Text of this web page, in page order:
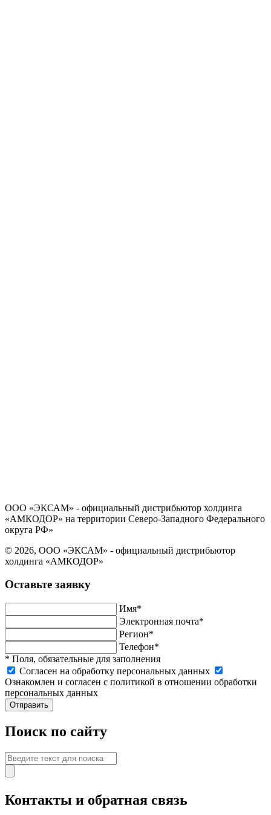
ООО «ЭКСАМ» - официальный дистрибьютор холдинга
«АМКОДОР» на территории Северо-Западного Федерального
округа РФ»
© 2026, ООО «ЭКСАМ» - официальный дистрибьютор
холдинга «АМКОДОР»
Оставьте заявку
Имя*
Электронная почта*
Регион*
Телефон*
* Поля, обязательные для заполнения
Cогласен на обработку персональных данных
Ознакомлен и согласен с политикой в отношении обработки
персональных данных
Отправить
Поиск по сайту
Контакты и обратная связь